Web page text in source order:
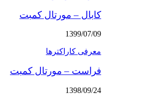
کابال – مورتال کمبت
1399/07/09
معرفی کاراکترها
فراست – مورتال کمبت
1398/09/24